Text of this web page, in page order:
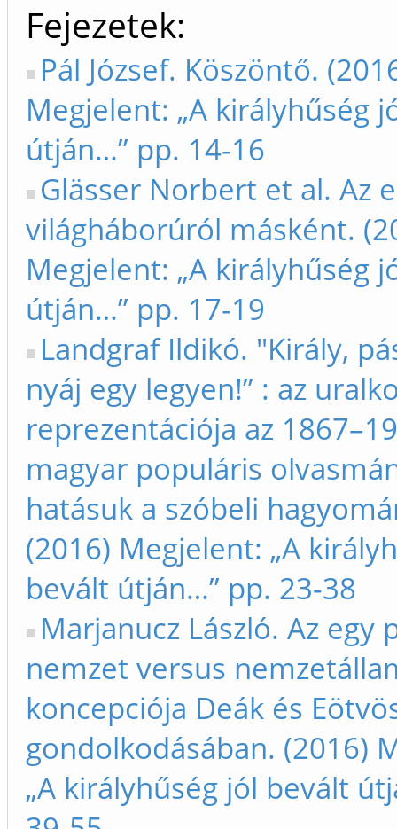
Fejezetek
Pál József. Köszöntő.
Megjelent: „A királyhűség
útján…” pp. 14-16
Glässer Norbert et al. Az
világháborúról másként.
Megjelent: „A királyhűség
útján…” pp. 17-19
Landgraf Ildikó. "Király,
nyáj egy legyen!” : az
reprezentációja az
magyar populáris
hatásuk a szóbeli
(2016) Megjelent: „A
bevált útján…” pp. 23-38
Marjanucz László. Az egy
nemzet versus
koncepciója Deák és
gondolkodásában. (2016)
„A királyhűség jól bevált